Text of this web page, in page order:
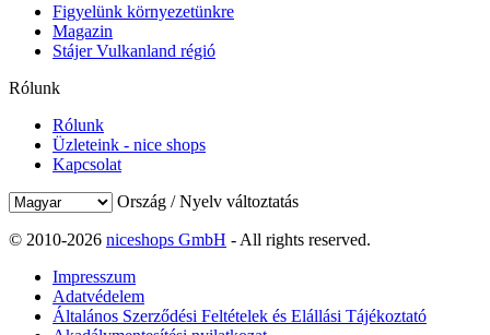
Figyelünk környezetünkre
Magazin
Stájer Vulkanland régió
Rólunk
Rólunk
Üzleteink - nice shops
Kapcsolat
Ország / Nyelv változtatás
© 2010-2026 niceshops GmbH - All rights reserved.
Impresszum
Adatvédelem
Általános Szerződési Feltételek és Elállási Tájékoztató